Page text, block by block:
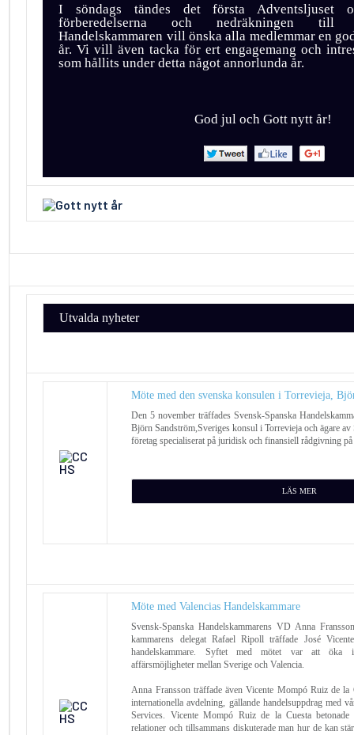
I söndags tändes det första Adventsljuset
förberedelserna och nedräkningen till
Handelskammaren vill önska alla medlemmar en
år. Vi vill även tacka för ert engagemang och
som hållits under detta något annorlunda år.
God jul och Gott nytt år!
Utvalda nyheter
Möte med den svenska konsulen i Torrevieja,
Den 5 november träffades Svensk-Spanska
Björn Sandström,Sveriges konsul i Torrevieja och ägare av
företag specialiserat på juridisk och finansiell rådgivning
LÄS MER
Möte med Valencias Handelskammare
Svensk-Spanska Handelskammarens VD Anna
kammarens delegat Rafael Ripoll träffade José
handelskammare. Syftet med mötet var att öka
affärsmöjligheter mellan Sverige och Valencia.
Anna Fransson träffade även Vicente Mompó Ruiz de la
internationella avdelning, gällande handelsuppdrag med
Services. Vicente Mompó Ruiz de la Cuesta
relationer och tillsammans diskuterade man hur de kan